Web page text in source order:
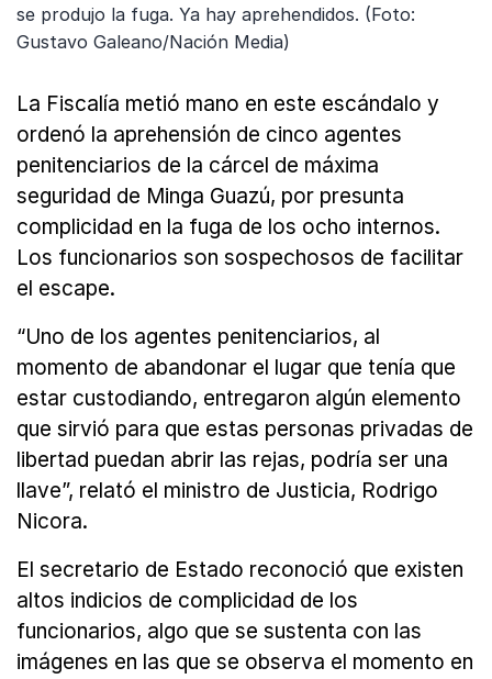
se produjo la fuga. Ya hay aprehendidos. (Foto:
Gustavo Galeano/Nación Media)
La Fiscalía metió mano en este escándalo y
ordenó la aprehensión de cinco agentes
penitenciarios de la cárcel de máxima
seguridad de Minga Guazú, por presunta
complicidad en la fuga de los ocho internos.
Los funcionarios son sospechosos de facilitar
el escape.
“Uno de los agentes penitenciarios, al
momento de abandonar el lugar que tenía que
estar custodiando, entregaron algún elemento
que sirvió para que estas personas privadas de
libertad puedan abrir las rejas, podría ser una
llave”, relató el ministro de Justicia, Rodrigo
Nicora.
El secretario de Estado reconoció que existen
altos indicios de complicidad de los
funcionarios, algo que se sustenta con las
imágenes en las que se observa el momento en